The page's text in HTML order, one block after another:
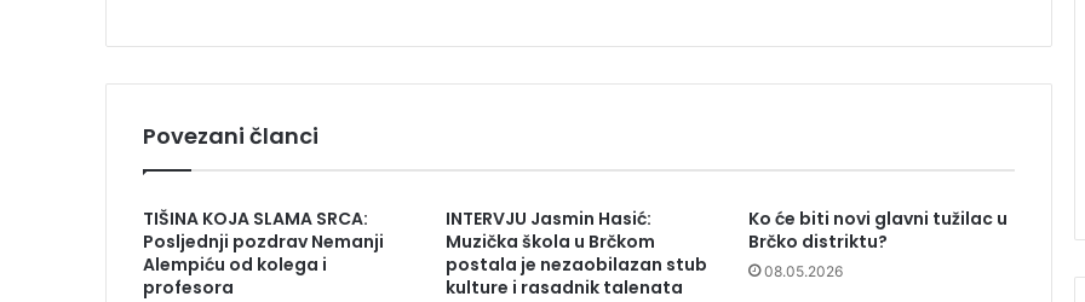
Povezani članci
TIŠINA KOJA SLAMA SRCA:
Posljednji pozdrav Nemanji
Alempiću od kolega i
profesora
INTERVJU Jasmin Hasić:
Muzička škola u Brčkom
postala je nezaobilazan stub
kulture i rasadnik talenata
Ko će biti novi glavni tužilac u
Brčko distriktu?
08.05.2026